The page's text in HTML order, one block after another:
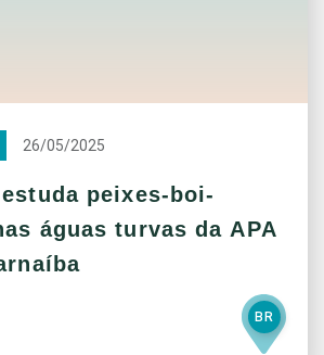
26/05/2025
peixes-boi-
águas turvas da APA
BR